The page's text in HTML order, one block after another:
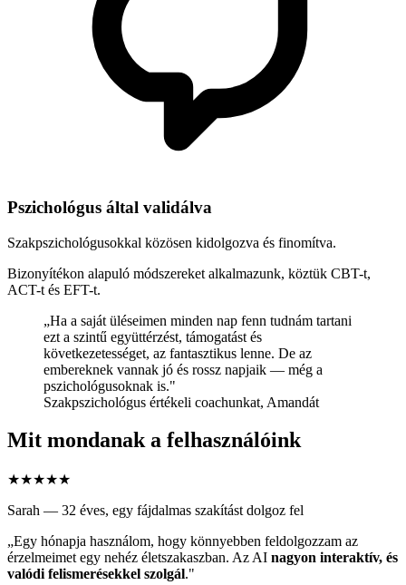
Pszichológus által validálva
Szakpszichológusokkal közösen kidolgozva és finomítva.
Bizonyítékon alapuló módszereket alkalmazunk, köztük CBT-t,
ACT-t és EFT-t.
„Ha a saját üléseimen minden nap fenn tudnám tartani
ezt a szintű együttérzést, támogatást és
következetességet, az fantasztikus lenne. De az
embereknek vannak jó és rossz napjaik — még a
pszichológusoknak is."
Szakpszichológus értékeli coachunkat, Amandát
Mit mondanak a felhasználóink
★★★★★
Sarah — 32 éves, egy fájdalmas szakítást dolgoz fel
„Egy hónapja használom, hogy könnyebben feldolgozzam az
érzelmeimet egy nehéz életszakaszban. Az AI nagyon interaktív, és
valódi felismerésekkel szolgál."